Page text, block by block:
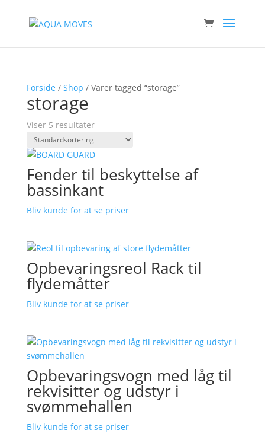
Forside / Shop / Varer tagged “storage”
storage
Viser 5 resultater
Fender til beskyttelse af
bassinkant
Bliv kunde for at se priser
Opbevaringsreol Rack til
flydemåtter
Bliv kunde for at se priser
Opbevaringsvogn med låg til
rekvisitter og udstyr i
svømmehallen
Bliv kunde for at se priser